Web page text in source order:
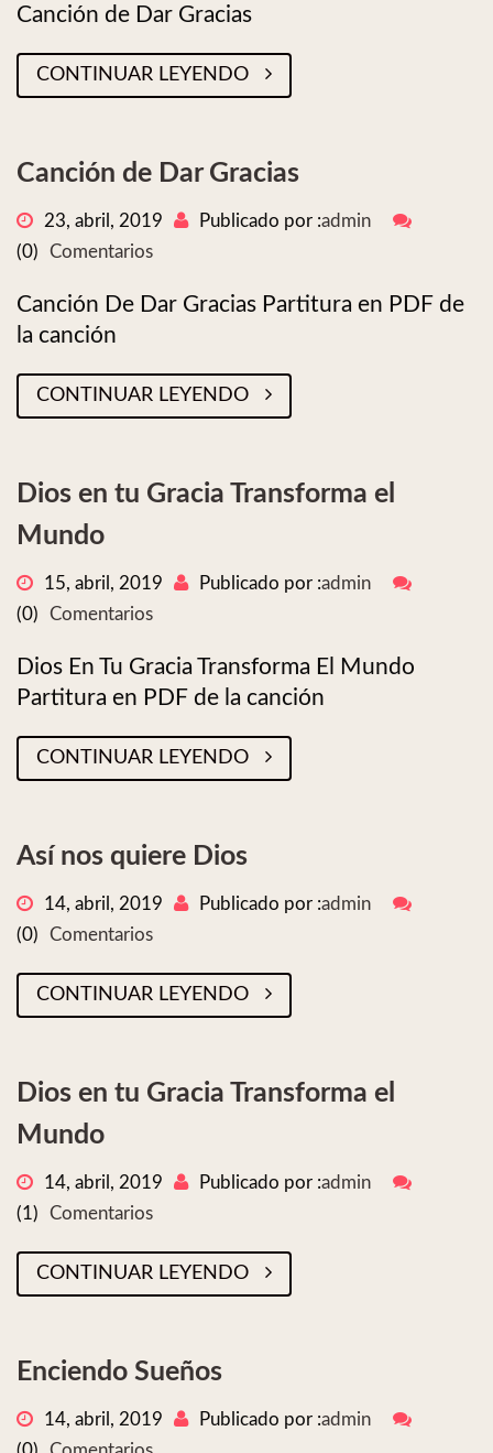
Canción de Dar Gracias
CONTINUAR LEYENDO
Canción de Dar Gracias
23, abril, 2019 Publicado por :admin
(0)
Comentarios
Canción De Dar Gracias Partitura en PDF de
la canción
CONTINUAR LEYENDO
Dios en tu Gracia Transforma el
Mundo
15, abril, 2019 Publicado por :admin
(0)
Comentarios
Dios En Tu Gracia Transforma El Mundo
Partitura en PDF de la canción
CONTINUAR LEYENDO
Así nos quiere Dios
14, abril, 2019 Publicado por :admin
(0)
Comentarios
CONTINUAR LEYENDO
Dios en tu Gracia Transforma el
Mundo
14, abril, 2019 Publicado por :admin
(1)
Comentarios
CONTINUAR LEYENDO
Enciendo Sueños
14, abril, 2019 Publicado por :admin